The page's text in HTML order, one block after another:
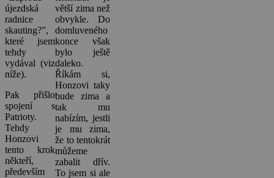
újezdská
radnice
skauting?”,
které jsem
tehdy
vydával (viz
níže).
Pak přišlo
spojení s
Patrioty.
Tehdy
Honzovi
tento krok
někteří,
především
větší zima než
obvykle. Do
domluveného
konce však
bylo ještě
daleko.
Říkám si,
Honzovi taky
bude zima a
tak mu
nabízím, jestli
je mu zima,
že to tentokrát
můžeme
zabalit dřív.
To jsem si ale